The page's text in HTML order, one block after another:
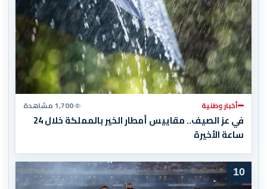
أخبار وطنية 1,700 مشاهدة
في عز الصيف.. مقاييس أمطار الخير بالمملكة خلال 24
ساعة الأخيرة
10